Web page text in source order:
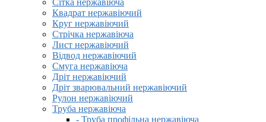
Сітка нержавіюча
Квадрат нержавіючий
Круг нержавіючий
Стрічка нержавіюча
Лист нержавіючий
Відвод нержавіючий
Смуга нержавіюча
Дріт нержавіючий
Дріт зварювальний нержавіючий
Рулон нержавіючий
Труба нержавіюча
- Труба профільна нержавіюча